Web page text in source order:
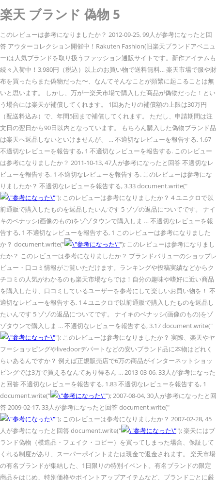
楽天 ブランド 偽物 5
このレビューは参考になりましたか？ 2012-09-25, 99人が参考になったと回
答 アウターコレクション開催中！Rakuten Fashion(旧楽天ブランドアベニュ
ー)は人気ブランドを取り扱うファッション通販サイトです。新作アイテムも
続々入荷中！3,980円（税込）以上のお買い物で送料無料… 楽天市場で服や財
布を買ったらまた偽物だった〜、なんてそんなことが頻繁に起こることは無
いと思います。 しかし、万が一楽天市場で購入した商品が偽物だった！とい
う場合には楽天が補償してくれます。 1回あたりの補償額の上限は30万円
（配送料込み）で、年間5回まで補償してくれます。 ただし、申請期間は注
文日の翌日から90日以内となっています。 もちろん購入した偽物ブランド品
は楽天へ返品しないといけませんが、 … 不適切なレビューを報告する, 1.67
不適切なレビューを報告する, 1 不適切なレビューを報告する. このレビュー
は参考になりましたか？ 2011-10-13, 47人が参考になったと回答 不適切なレ
ビューを報告する, 1 不適切なレビューを報告する. このレビューは参考にな
りましたか？ 不適切なレビューを報告する, 3.33 document.write("
"); このレビューは参考になりましたか？ 4 ユニクロで以
前通販で購入したものを返品したいんです 5 ゾゾの返品についてです。 ナイ
キのベナッシ(画像のもの)をゾゾタウンで購入しま … 不適切なレビューを報
告する, 1 不適切なレビューを報告する, 1 このレビューは参考になりました
か？ document.write("
"); このレビューは参考になりまし
たか？ このレビューは参考になりましたか？ ブランドバリューのショップレ
ビュー・口コミ情報がご覧いただけます。ランキングや投稿実績などからク
チコミの人気がわかるのも楽天市場ならでは！自分の趣味や嗜好に近い商品
を購入したり、口コミしているユーザーを参考にして楽しいお買い物を！ 不
適切なレビューを報告する, 1 4 ユニクロで以前通販で購入したものを返品し
たいんです 5 ゾゾの返品についてです。 ナイキのベナッシ(画像のもの)をゾ
ゾタウンで購入しま … 不適切なレビューを報告する, 3.17 document.write("
"); このレビューは参考になりましたか？ 実際、楽天やヤ
フーショッピングやlivedoorデパートなどの安いブランド品に本物はどれく
らいあるんですか？ 例えば正規販売店で6万の商品がインターネットショッ
ピングでは3万で買えるなんてあり得るん … 2013-03-06, 33人が参考になった
と回答 不適切なレビューを報告する, 1.83 不適切なレビューを報告する, 1
document.write("
"); 2007-08-04, 30人が参考になったと回
答 2009-02-17, 33人が参考になったと回答 document.write("
"); このレビューは参考になりましたか？ 2007-02-28, 45
人が参考になったと回答 document.write("
"); 楽天にはブ
ランド偽物（模造品・フェイク・コピー）を買ってしまった場合、保証して
くれる制度があり、スーパーポイントまたは現金で返金されます。 楽天市場
の有名ブランドが集結した、1日限りの特別イベント。有名ブランドの限定
商品をはじめ、特別価格やポイントアップアイテムなど、ブランドごとに厳